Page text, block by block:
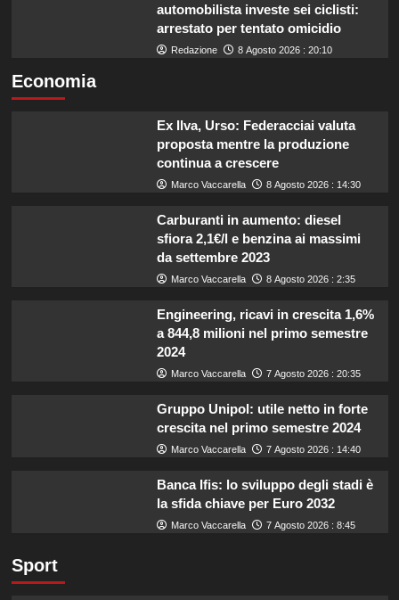
automobilista investe sei ciclisti:
arrestato per tentato omicidio
Redazione 8 Agosto 2026 : 20:10
Economia
Ex Ilva, Urso: Federacciai valuta
proposta mentre la produzione
continua a crescere
Marco Vaccarella 8 Agosto 2026 : 14:30
Carburanti in aumento: diesel
sfiora 2,1€/l e benzina ai massimi
da settembre 2023
Marco Vaccarella 8 Agosto 2026 : 2:35
Engineering, ricavi in crescita 1,6%
a 844,8 milioni nel primo semestre
2024
Marco Vaccarella 7 Agosto 2026 : 20:35
Gruppo Unipol: utile netto in forte
crescita nel primo semestre 2024
Marco Vaccarella 7 Agosto 2026 : 14:40
Banca Ifis: lo sviluppo degli stadi è
la sfida chiave per Euro 2032
Marco Vaccarella 7 Agosto 2026 : 8:45
Sport